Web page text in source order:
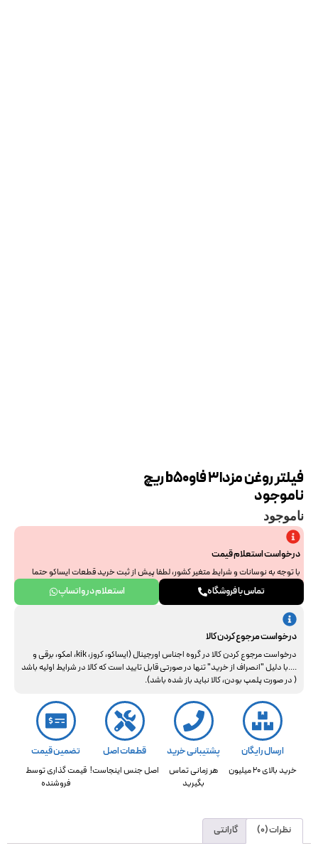
فیلتر روغن مزدا3 فاوb50 ریچ
ناموجود
ناموجود
درخواست استعلام قیمت
با توجه به نوسانات و شرایط متغیر کشور، لطفا پیش از ثبت خرید قطعات ایساکو حتما
جهت استعلام نهایی با ما هماهنگ فرمایید. از همراهی و درک شما سپاسگزاریم.
تماس با فروشگاه استعلام در واتساپ
درخواست مرجوع کردن کالا
درخواست مرجوع کردن کالا در گروه اجناس اورجینال (ایساکو، کروز، kik، امکو، برقی و
....با دلیل "انصراف از خرید" تنها در صورتی قابل تایید است که کالا در شرایط اولیه باشد
( در صورت پلمپ بودن، کالا نباید باز شده باشد).
ارسال رایگان
خرید بالای 20 میلیون
پشتیبانی خرید
هر زمانی تماس
بگیرید
قطعات اصل
اصل جنس اینجاست!
تضمین قیمت
قیمت گذاری توسط
فروشنده
نظرات (0) گارانتی